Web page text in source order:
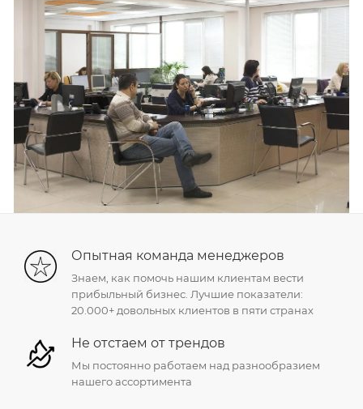
Опытная команда менеджеров
Знаем, как помочь нашим клиентам вести
прибыльный бизнес. Лучшие показатели:
20.000+ довольных клиентов в пяти странах
Не отстаем от трендов
Мы постоянно работаем над разнообразием
нашего ассортимента